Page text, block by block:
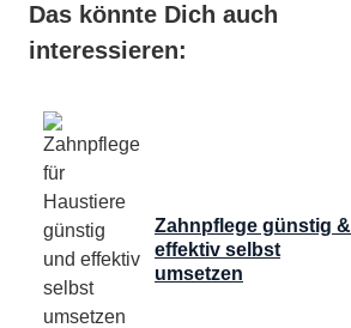
Das könnte Dich auch
interessieren:
Zahnpflege günstig &
effektiv selbst
umsetzen